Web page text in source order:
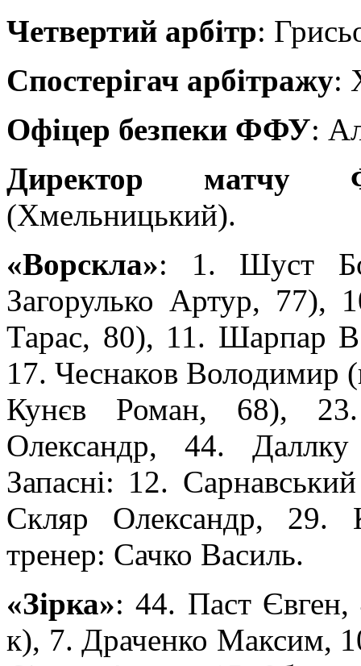
Четвертий арбітр:
Спостерігач арбітражу:
Офіцер безпеки ФФУ:
Директор матчу
(Хмельницький).
«Ворскла»: 1. Шуст
Загорулько Артур, 77),
Тарас, 80), 11. Шарпар
17. Чеснаков
Кунєв Роман, 68),
Олександр, 44.
Запасні: 12.
Скляр Олександр, 29.
тренер: Сачко Василь.
«Зірка»: 44. Паст
к), 7. Драченко Максим,